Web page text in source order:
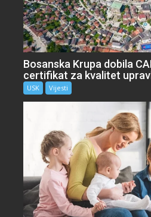
Bosanska Krupa dobila
certifikat za kvalitet
USK Vijesti